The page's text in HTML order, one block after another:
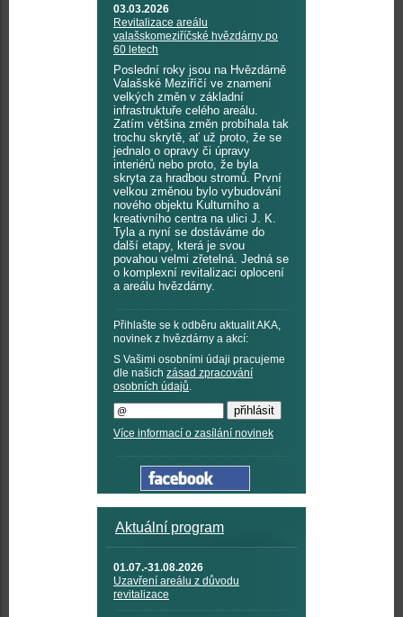
03.03.2026
Revitalizace areálu
valašskomeziříčské hvězdárny po
60 letech
Poslední roky jsou na Hvězdárně
Valašské Meziříčí ve znamení
velkých změn v základní
infrastruktuře celého areálu.
Zatím většina změn probíhala tak
trochu skrytě, ať už proto, že se
jednalo o opravy či úpravy
interiérů nebo proto, že byla
skryta za hradbou stromů. První
velkou změnou bylo vybudování
nového objektu Kulturního a
kreativního centra na ulici J. K.
Tyla a nyní se dostáváme do
další etapy, která je svou
povahou velmi zřetelná. Jedná se
o komplexní revitalizaci oplocení
a areálu hvězdárny.
Přihlašte se k odběru aktualit AKA,
novinek z hvězdárny a akcí:
S Vašimi osobními údaji pracujeme
dle našich zásad zpracování
osobních údajů.
Více informací o zasílání novinek
Aktuální program
01.07.-31.08.2026
Uzavření areálu z důvodu
revitalizace